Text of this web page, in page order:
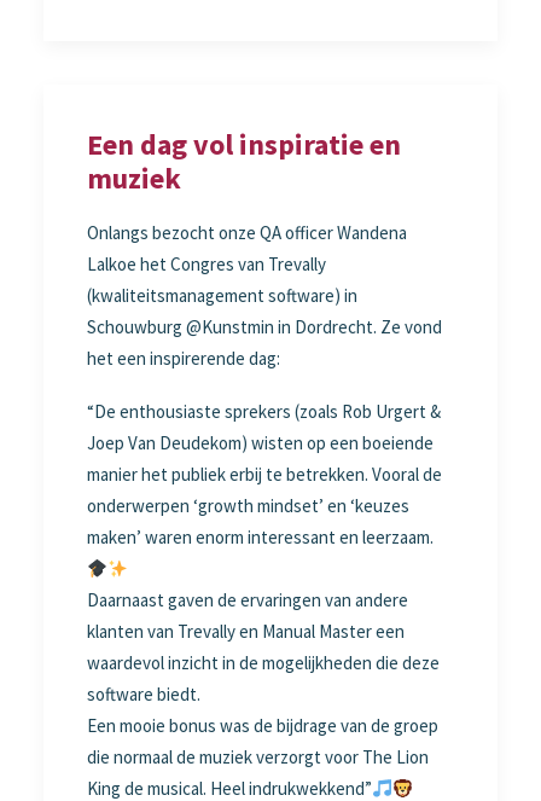
Een dag vol inspiratie en
muziek
Onlangs bezocht onze QA officer Wandena
Lalkoe het Congres van Trevally
(kwaliteitsmanagement software) in
Schouwburg @Kunstmin in Dordrecht. Ze vond
het een inspirerende dag:
“De enthousiaste sprekers (zoals Rob Urgert &
Joep Van Deudekom) wisten op een boeiende
manier het publiek erbij te betrekken. Vooral de
onderwerpen ‘growth mindset’ en ‘keuzes
maken’ waren enorm interessant en leerzaam.
Daarnaast gaven de ervaringen van andere
klanten van Trevally en Manual Master een
waardevol inzicht in de mogelijkheden die deze
software biedt.
Een mooie bonus was de bijdrage van de groep
die normaal de muziek verzorgt voor The Lion
King de musical. Heel indrukwekkend”